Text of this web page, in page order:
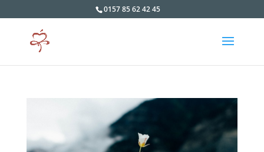
0157 85 62 42 45